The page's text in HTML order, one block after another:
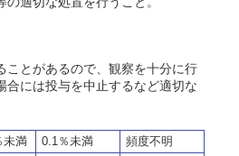
ことがあるので、観察を十分に行
合には投与を中止するなど適切な
未満 0.1％未満
頻度不明